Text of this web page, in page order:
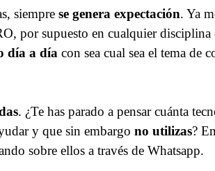
siempre se genera expectación. Ya
por supuesto en cualquier
día a día con sea cual sea el tema de
. ¿Te has parado a pensar cuánta
y que sin embargo no utilizas?
sobre ellos a través de Whatsapp.